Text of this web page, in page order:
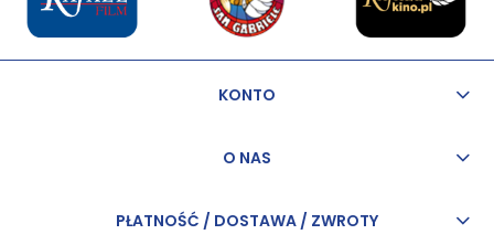
KONTO
O NAS
PŁATNOŚĆ / DOSTAWA / ZWROTY